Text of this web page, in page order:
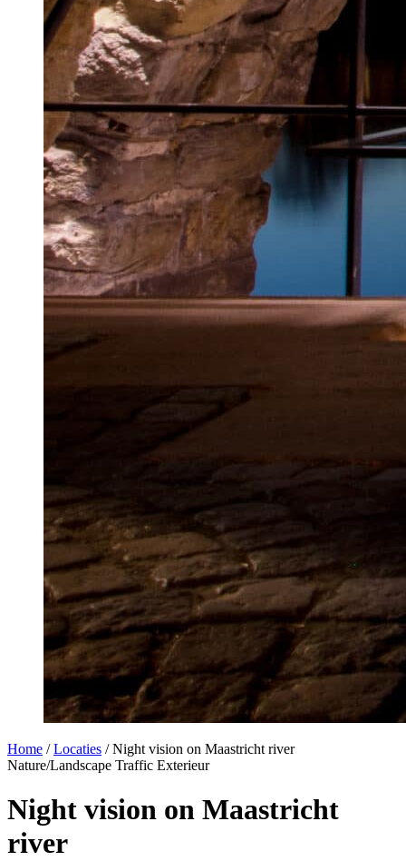
Home / Locaties / Night vision on Maastricht river
Nature/Landscape Traffic Exterieur
Night vision on Maastricht
river